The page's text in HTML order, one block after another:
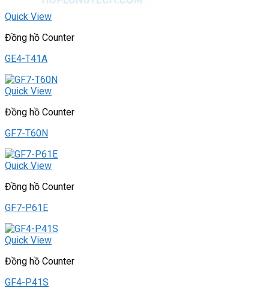
Quick View
Đồng hồ Counter
GE4-T41A
Quick View
Đồng hồ Counter
GF7-T60N
Quick View
Đồng hồ Counter
GF7-P61E
Quick View
Đồng hồ Counter
GF4-P41S